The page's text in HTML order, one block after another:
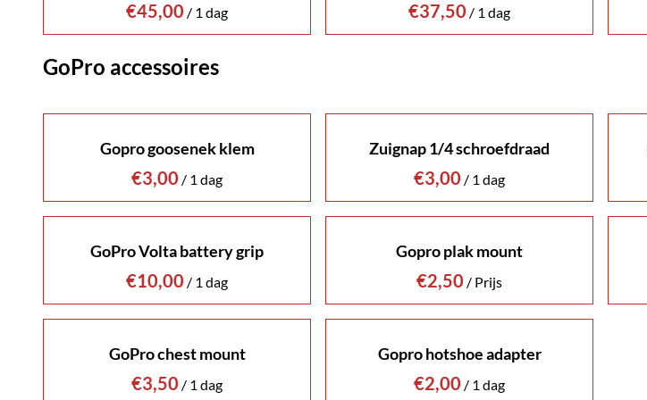
/ /
GoPro accessoires
Gopro goosenek klem
/
Zuignap 1/4 schroefdraad
/
GoPro Volta battery grip
/
Gopro plak mount
/
GoPro chest mount
/
Gopro hotshoe adapter
/